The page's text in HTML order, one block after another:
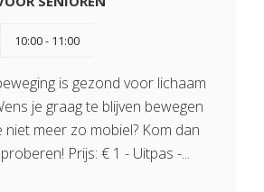
10:00 - 11:00
is gezond voor lichaam
je graag te blijven bewegen
niet meer zo mobiel? Kom dan
Prijs: € 1 - Uitpas -...